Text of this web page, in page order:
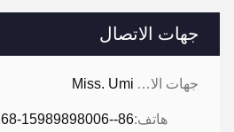
جهات الاتصال
جهات الاتصال: Miss. Umi
هاتف:86--18926468268-15989898006